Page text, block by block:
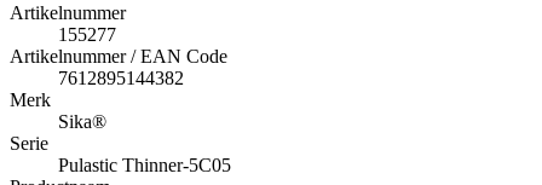
Artikelnummer
155277
Artikelnummer / EAN Code
7612895144382
Merk
Sika®
Serie
Pulastic Thinner-5C05